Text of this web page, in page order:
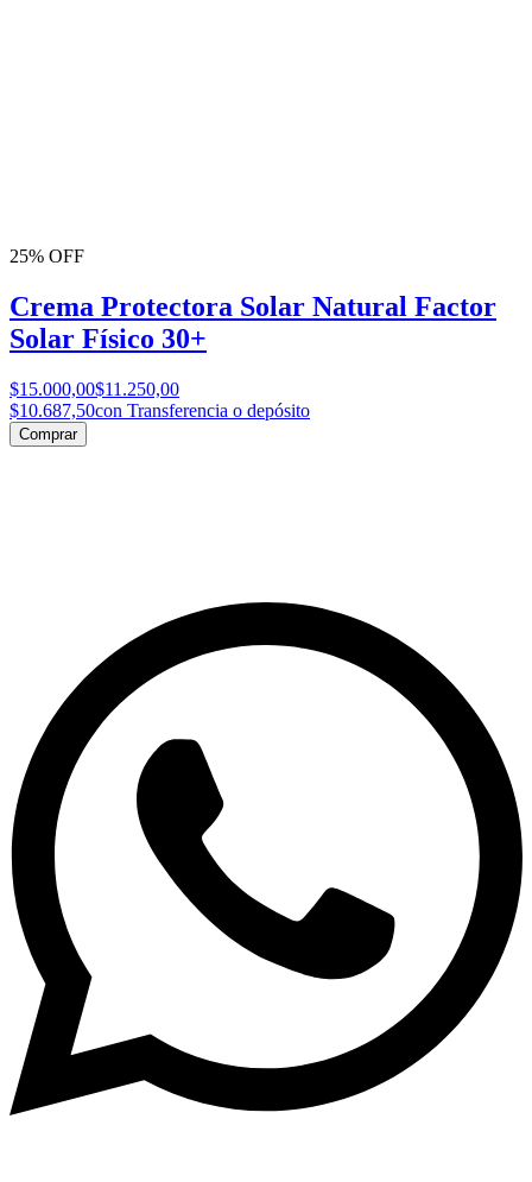
25% OFF
Crema Protectora Solar Natural Factor
Solar Físico 30+
$15.000,00$11.250,00
$10.687,50con Transferencia o depósito
Comprar